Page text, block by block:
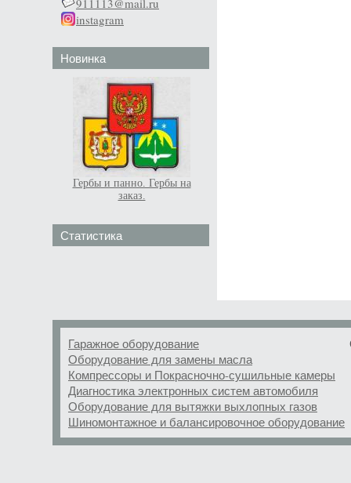
911113@mail.ru
instagram
Новинка
Гербы и панно. Гербы на
заказ.
Статистика
Гаражное оборудование
Оборудование для замены масла
Компрессоры и Покрасночно-сушильные камеры
Диагностика электронных систем автомобиля
Оборудование для вытяжки выхлопных газов
Шиномонтажное и балансировочное оборудование